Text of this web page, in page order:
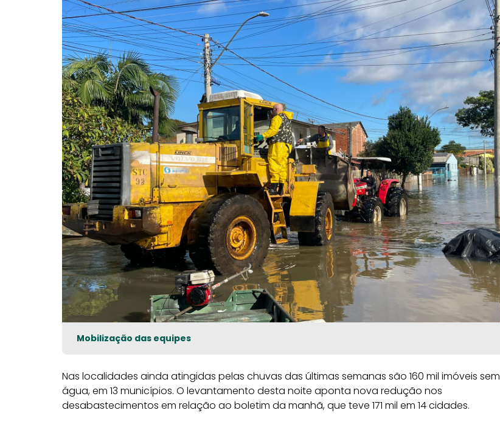
Mobilização das equipes
Nas localidades ainda atingidas pelas chuvas das últimas semanas são 160 mil imóveis sem
água, em 13 municípios. O levantamento desta noite aponta nova redução nos
desabastecimentos em relação ao boletim da manhã, que teve 171 mil em 14 cidades.